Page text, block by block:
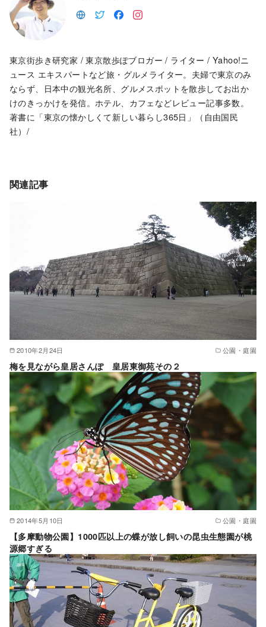
東京街歩き研究家 / 東京散歩ぽブロガー / ライター / Yahoo!ニ
ュース エキスパートなど旅・グルメライター。夫婦で東京のみ
ならず、日本中の観光名所、グルメスポットを散歩してお出か
けのきっかけを発信。ホテル、カフェなどレビュー記事多数。
著書に「東京の懐かしくて新しい暮らし365日」（自由国民
社）/
関連記事
2010年2月24日 公園・庭園
梅を見ながら皇居さんぽ 皇居東御苑その２
2014年5月10日 公園・庭園
【多摩動物公園】1000匹以上の蝶が放し飼いの昆虫生態園が桃
源郷すぎる